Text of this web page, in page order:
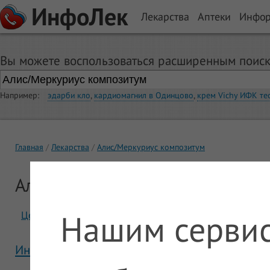
ИнфоЛек Лекарства Аптеки
Вы можете воспользоваться расширенным
Например: эдарби кло, кардиомагнил в Одинцово, крем Vichy ИФК
Главная Лекарства Алис/Меркуриус композитум
Алис/Меркуриус композитум
Цены Отзывы
Инструкция Алис/Меркуриус композитум
Нашим